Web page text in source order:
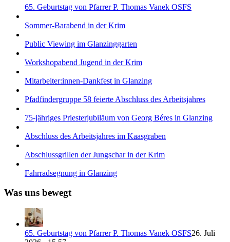
65. Geburtstag von Pfarrer P. Thomas Vanek OSFS
Sommer-Barabend in der Krim
Public Viewing im Glanzinggarten
Workshopabend Jugend in der Krim
Mitarbeiter:innen-Dankfest in Glanzing
Pfadfindergruppe 58 feierte Abschluss des Arbeitsjahres
75-jähriges Priesterjubiläum von Georg Béres in Glanzing
Abschluss des Arbeitsjahres im Kaasgraben
Abschlussgrillen der Jungschar in der Krim
Fahrradsegnung in Glanzing
Was uns bewegt
65. Geburtstag von Pfarrer P. Thomas Vanek OSFS26. Juli